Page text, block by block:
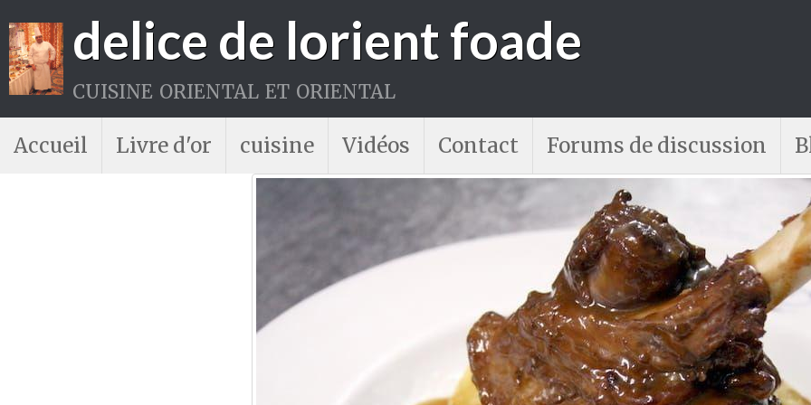
delice de lorient foade
cuisine oriental et oriental
Accueil Livre d'or cuisine Vidéos Contact Forums de discussion